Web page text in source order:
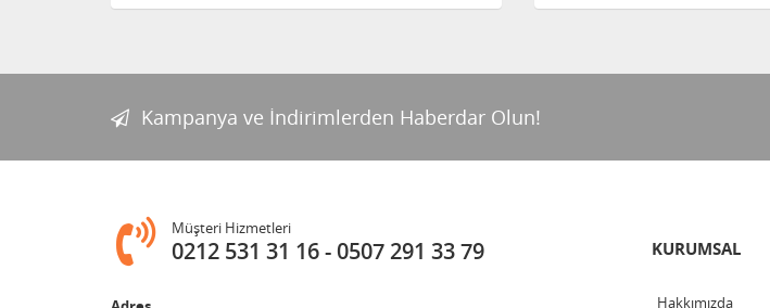
Kampanya ve İndirimlerden Haberdar Olun!
Müşteri Hizmetleri
0212 531 31 16 0507 291 33 79 KURUMSAL
Hakkımızda